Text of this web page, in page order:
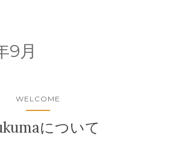
9月
WELCOME
について